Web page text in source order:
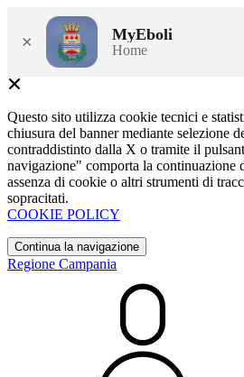
× MyEboli
Home
Questo sito utilizza cookie tecnici e
chiusura del banner mediante selezione
contraddistinto dalla X o tramite il
navigazione" comporta la continuazione
assenza di cookie o altri strumenti di
sopracitati.
COOKIE POLICY
Continua la navigazione
Regione Campania